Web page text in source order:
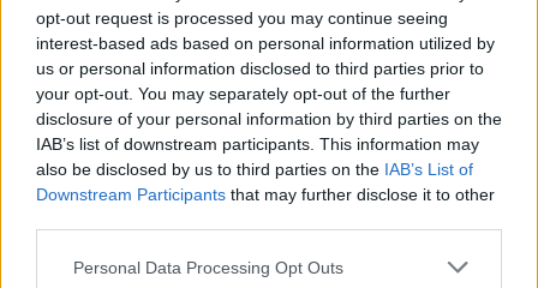
opt-out request is processed you may continue seeing
interest-based ads based on personal information utilized by
us or personal information disclosed to third parties prior to
your opt-out. You may separately opt-out of the further
disclosure of your personal information by third parties on the
IAB’s list of downstream participants. This information may
also be disclosed by us to third parties on the IAB’s List of
Downstream Participants that may further disclose it to other
Personal Data Processing Opt Outs
kamchak
Foren-Graf
Barcelona
25 Oktober 2025
Laufenlerner